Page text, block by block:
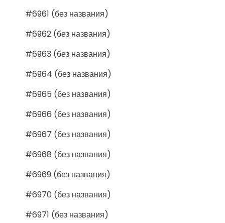
#6961 (без названия)
#6962 (без названия)
#6963 (без названия)
#6964 (без названия)
#6965 (без названия)
#6966 (без названия)
#6967 (без названия)
#6968 (без названия)
#6969 (без названия)
#6970 (без названия)
#6971 (без названия)